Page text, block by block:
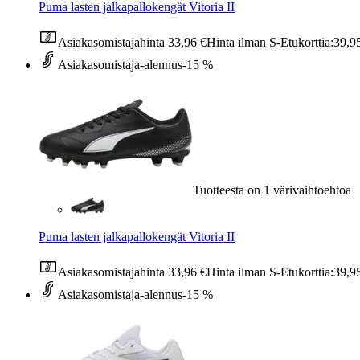
Puma lasten jalkapallokengät Vitoria II
Asiakasomistajahinta 33,96 €Hinta ilman S-Etukorttia:
Asiakasomistaja-alennus-15 %
Tuotteesta on 1 värivaihtoehtoa
Puma lasten jalkapallokengät Vitoria II
Asiakasomistajahinta 33,96 €Hinta ilman S-Etukorttia:
Asiakasomistaja-alennus-15 %